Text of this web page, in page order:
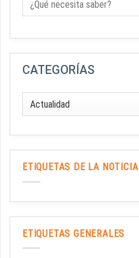
CATEGORÍAS
ETIQUETAS DE LA NOTICIA
ETIQUETAS GENERALES